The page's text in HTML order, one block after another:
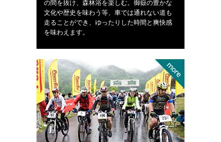
の間を抜け、森林浴を楽しむ。御嶽の豊かな
文化や歴史を味わう等、車では通れない道も
走ることができ、ゆったりした時間と爽快感
を味わえます。